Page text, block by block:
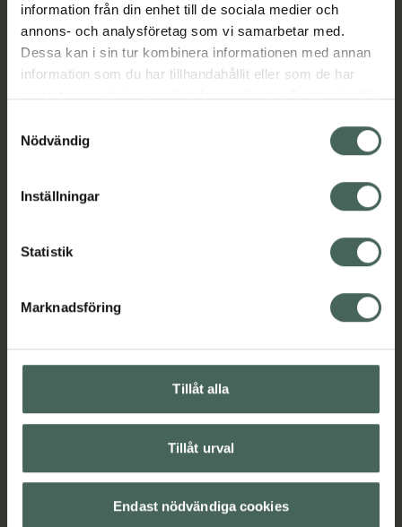
information från din enhet till de sociala medier och
annons- och analysföretag som vi samarbetar med.
Dessa kan i sin tur kombinera informationen med annan
information som du har tillhandahållit eller som de har
samlat in när du har använt deras tjänster. Samtycke till
återkalla ditt samtycke via webbplatsens
cookieinställningar. Ett återkallat samtycke påverkar inte
lagligheten av behandling som skett innan återkallelsen.
Nödvändig
Inställningar
Statistik
Marknadsföring
Tillåt alla
Tillåt urval
Endast nödvändiga cookies
Beskrivning Dölj
Mjuk - Designad för avancerad tandborstning.
gradiga vinkeln mot tandköttskanten.
Jämförpris
Kategorier:
Omdömen Visa
Kontaktinfo tillverkare Visa
Upptäck flera produkter inom